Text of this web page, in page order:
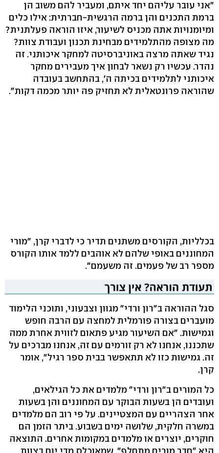
"אני עובר עליהם יחד איתם, ומעביר להם משוב הן
ברמת התכנים והן ברמה הרגשית-חברתית: אילו כלים
ומיומנויות אתה מכניס לשיעור, איזו הוראה פעלתנית?
מה מצופה מהתלמידים מבחינת תכנון ועבודת צוות?
נגיד שאתה מרצה באוניברסיטה למחקר איכותני. זה
נהדר. עכשיו רק נשאר לבחון איך מעבירים מחקר
איכותני לתלמידים בכיתה ה', בהתחשב בעובדה
שהוראה פרונטאלית לא תחזיק פה יותר מכמה דקות".
בכלליות, הקורסים משתנים תדיר כי לדברי קרן, "מורי
המחוננים באופי שלהם לא אוהבים ללמד אותו הקורס
מספר רב של פעמים. זה משעמם".
סגל ההוראה ב"רון ורדי" מגוון וצבעוני, ותוכני הלימוד
מועברים בצורה פורמלית למחצה עם הרבה חופש
וגמישות. "אם השיעור מגיע פתאום לזווית אחרת ממה
שתכננו, אנחנו לא רק זורמים עם זה, אנחנו מברכים על
זה. גמישות כזו לא תתאפשר בבית ספר רגיל", אומר
קרן.
כל המורים ב"רון ורדי" מלמדים את כל הגילאים,
ועובדים הן בשעות הבוקר עם המחוננים והן בשעות
אחר הצהריים עם המצטיינים. על פי רוב הם מלמדים
במשרה חלקית, שלושה ימים בשבוע. ביתר הזמן הם
חוקרים, יוצרים או מלמדים במקומות אחרים. התוצאה